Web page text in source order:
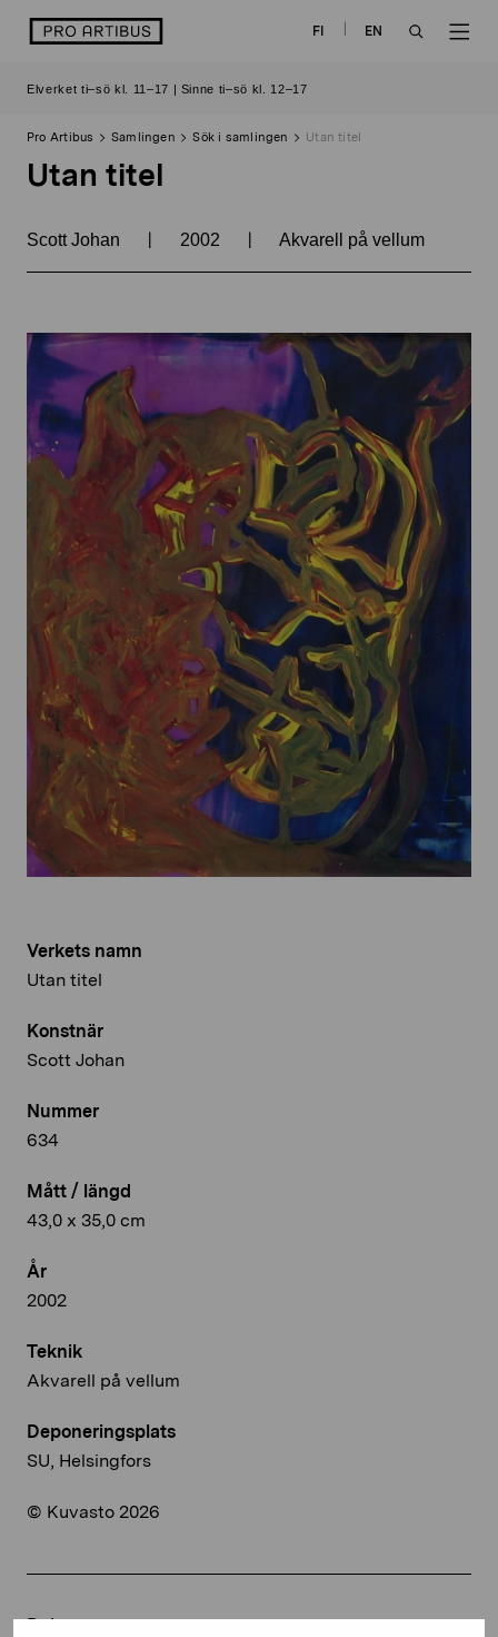
logo FI
EN
Elverket ti–sö kl. 11–17 | Sinne ti–sö kl. 12–17
Pro Artibus Samlingen Sök i samlingen Utan titel
Utan titel
Scott Johan | 2002 | Akvarell på vellum
Verkets namn
Utan titel
Konstnär
Scott Johan
Nummer
634
Mått / längd
43,0 x 35,0 cm
År
2002
Teknik
Akvarell på vellum
Deponeringsplats
SU, Helsingfors
© Kuvasto 2026
Dela: